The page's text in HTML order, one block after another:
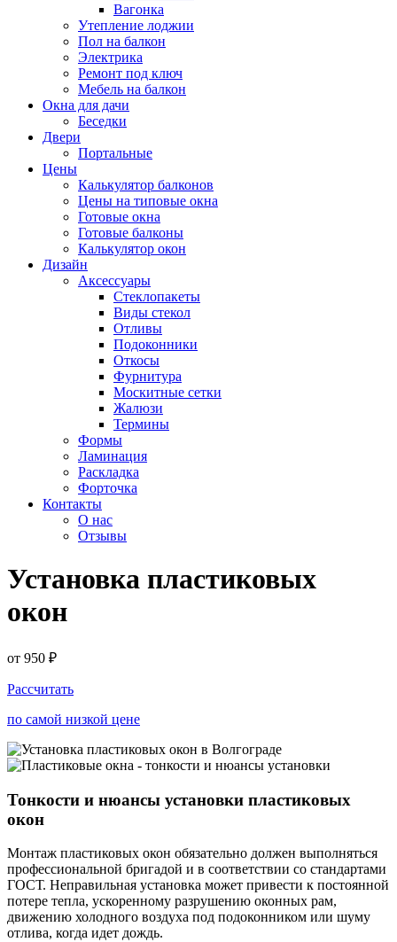
Вагонка
Утепление лоджии
Пол на балкон
Электрика
Ремонт под ключ
Мебель на балкон
Окна для дачи
Беседки
Двери
Портальные
Цены
Калькулятор балконов
Цены на типовые окна
Готовые окна
Готовые балконы
Калькулятор окон
Дизайн
Аксессуары
Стеклопакеты
Виды стекол
Отливы
Подоконники
Откосы
Фурнитура
Москитные сетки
Жалюзи
Термины
Формы
Ламинация
Раскладка
Форточка
Контакты
О нас
Отзывы
Установка пластиковых
окон
от 950 ₽
Рассчитать
по самой низкой цене
Тонкости и нюансы установки пластиковых
окон
Монтаж пластиковых окон обязательно должен выполняться
профессиональной бригадой и в соответствии со стандартами
ГОСТ. Неправильная установка может привести к постоянной
потере тепла, ускоренному разрушению оконных рам,
движению холодного воздуха под подоконником или шуму
отлива, когда идет дождь.